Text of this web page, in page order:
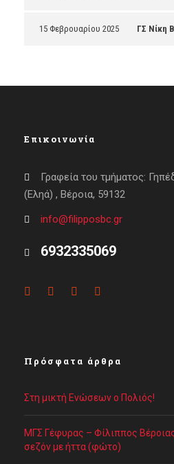
15 Φεβρουαρίου 2025 ΓΣ Νίκη
Επικοινωνία
Γραφεία του τμήματος:
(Εληά) , Βέροια, 59132
info@filipposbc.gr
6932335069
Πρόσφατα άρθρα
Στη μικτή Ενώσεων ο Πολιός!
ΜΓΣ Γέφυρας – Φίλιππος
σεζόν με ήττα (φώτο)